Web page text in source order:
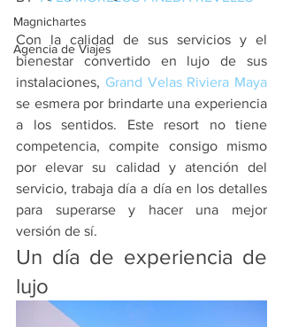
Magnichartes
Agencia de Viajes
Con la calidad de sus servicios y el
bienestar convertido en lujo de sus
instalaciones, Grand Velas Riviera Maya
se esmera por brindarte una experiencia
a los sentidos. Este resort no tiene
competencia, compite consigo mismo
por elevar su calidad y atención del
servicio, trabaja día a día en los detalles
para superarse y hacer una mejor
versión de sí.
Un día de experiencia de
lujo